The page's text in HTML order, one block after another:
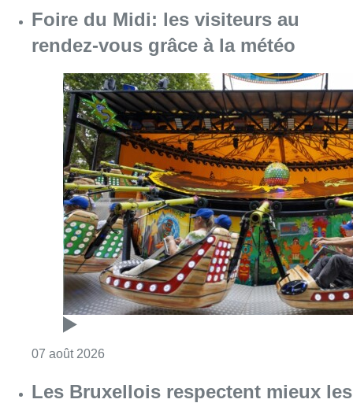
Foire du Midi: les visiteurs au
rendez-vous grâce à la météo
07 août 2026
Les Bruxellois respectent mieux les